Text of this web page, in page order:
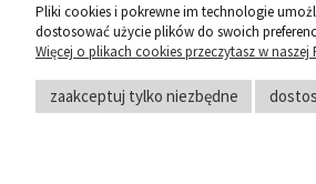
Pliki cookies i pokrewne im technologie
dostosować użycie plików do swoich
Więcej o plikach cookies przeczytasz w
zaakceptuj tylko niezbędne